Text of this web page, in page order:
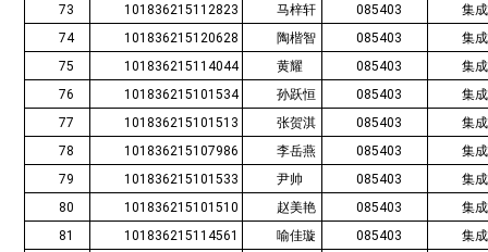
73
101836215112823 马梓轩 085403
集
74
101836215120628 陶楷智 085403
集
75
101836215114044 黄耀 085403
集
76
101836215101534 孙跃恒 085403
集
77
101836215101513 张贺淇 085403
集
78
101836215107986 李岳燕 085403
集
79
101836215101533 尹帅 085403
集
80
101836215101510 赵美艳 085403
集
81
101836215114561 喻佳璇 085403
集